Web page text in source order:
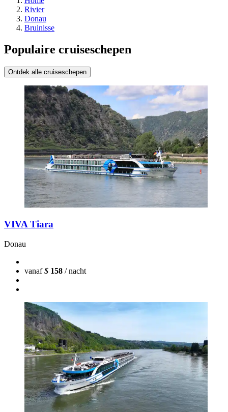
Rivier
Donau
Bruinisse
Populaire cruiseschepen
Ontdek alle cruiseschepen
VIVA Tiara
Donau
vanaf$ 158 / nacht